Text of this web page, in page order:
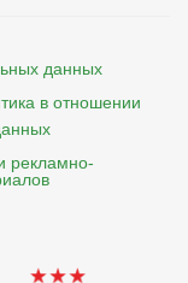
данных
в отношении
рекламно-